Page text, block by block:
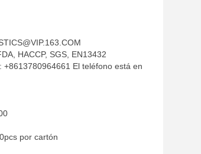
Accesorios
caliente XL XXL
HACCP, SGS, EN13432
El teléfono está en
por cartón